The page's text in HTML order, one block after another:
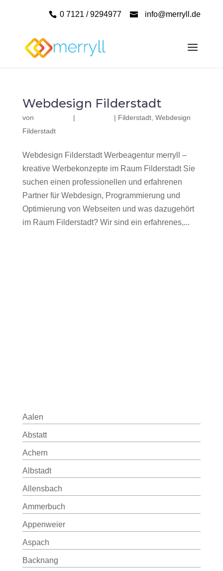
0 7121 / 9294977 info@merryll.de
Webdesign Filderstadt
von | | Filderstadt, Webdesign
Filderstadt
Webdesign Filderstadt Werbeagentur merryll –
kreative Werbekonzepte im Raum Filderstadt Sie
suchen einen professionellen und erfahrenen
Partner für Webdesign, Programmierung und
Optimierung von Webseiten und was dazugehört
im Raum Filderstadt? Wir sind ein erfahrenes,...
Aalen
Abstatt
Achern
Albstadt
Allensbach
Ammerbuch
Appenweier
Aspach
Backnang